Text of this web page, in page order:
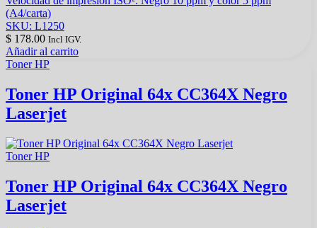
(A4/carta)
SKU: L1250
$ 178.00 Incl IGV.
Añadir al carrito
Toner HP
Toner HP Original 64x CC364X Negro
Laserjet
Toner HP
Toner HP Original 64x CC364X Negro
Laserjet